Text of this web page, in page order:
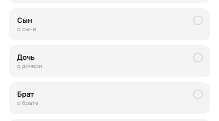
Сын
о сыне
Дочь
о дочери
Брат
о брате